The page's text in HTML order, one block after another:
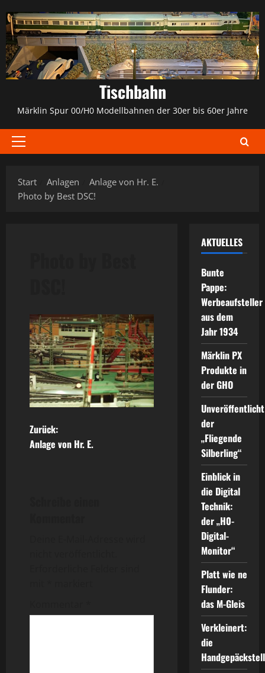
Inhalt
springen
Tischbahn
Märklin Spur 00/H0 Modellbahnen der 30er bis 60er Jahre
Primäres
Start
Anlagen
Anlage von Hr. E.
Photo by Best DSC!
B
s
Zurück:
Anlage von Hr. E.
AKTUELLES
Bunte
Pappe:
Werbeaufsteller
aus dem
Jahr 1934
Märklin PX
Produkte in
der GHO
der
„Fliegende
Silberling“
Einblick in
die Digital
Technik:
der „H0-
Digital-
Monitor“
Platt wie ne
Flunder:
das M-Gleis
Verkleinert:
die